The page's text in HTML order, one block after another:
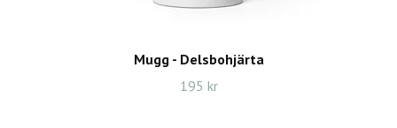
Mugg - Delsbohjärta
195 kr